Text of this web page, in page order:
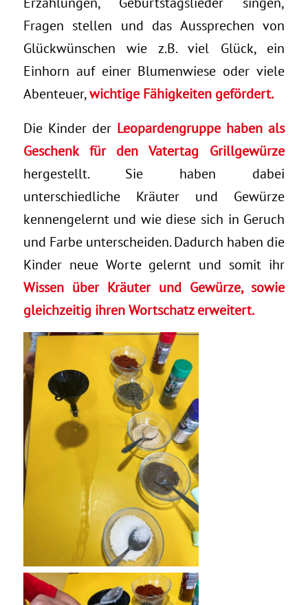
Fragen stellen und das Aussprechen von
Glückwünschen wie z.B. viel Glück, ein
Einhorn auf einer Blumenwiese oder viele
Abenteuer,wichtige Fähigkeiten gefördert.
Die Kinder der Leopardengruppe haben als
Geschenk für den Vatertag Grillgewürze
hergestellt. Sie haben dabei
unterschiedliche Kräuter und Gewürze
kennengelernt und wie diese sich in Geruch
und Farbe unterscheiden. Dadurch haben die
Kinder neue Worte gelernt und somit ihr
Wissen über Kräuter und Gewürze, sowie
gleichzeitig ihren Wortschatz erweitert.